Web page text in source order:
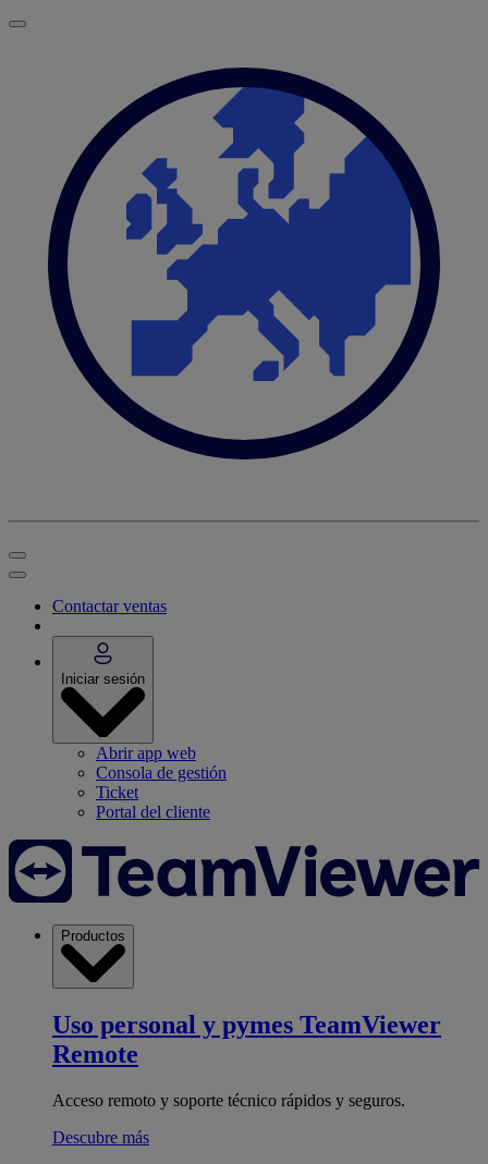
Contactar ventas
Iniciar sesión
Abrir app web
Consola de gestión
Ticket
Portal del cliente
Productos
Uso personal y pymes TeamViewer
Remote
Acceso remoto y soporte técnico rápidos y seguros.
Descubre más